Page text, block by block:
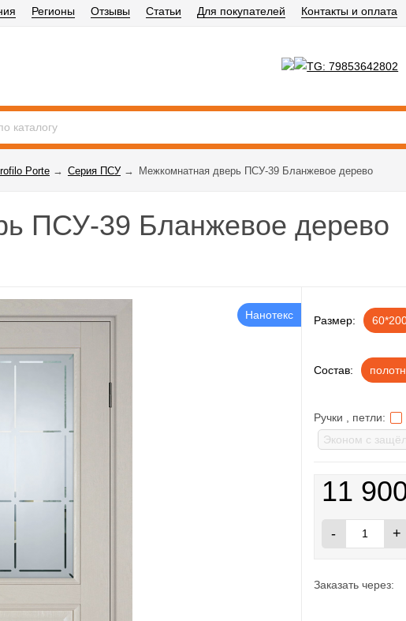
Регионы Отзывы Статьи Для покупателей Контакты и оплата
Porte → Серия ПСУ→ Межкомнатная дверь ПСУ-39 Бланжевое дерево
ПСУ-39 Бланжевое дерево
Нанотекс Размер:
Состав:
Ручки , петли:
11
- +
Заказать через: